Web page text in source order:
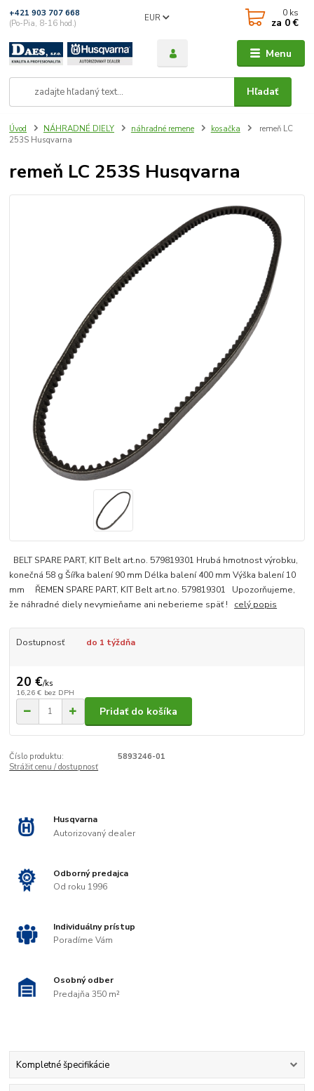
Menu
EUR
Hľadať
+421 903 707 668
(Po-Pia, 8-16 hod.)
0 ks
za 0 €
Úvod NÁHRADNÉ DIELY náhradné remene kosačka
remeň LC
253S Husqvarna
remeň LC 253S Husqvarna
BELT SPARE PART, KIT Belt art.no. 579819301 Hrubá hmotnost výrobku,
konečná 58 g Šířka balení 90 mm Délka balení 400 mm Výška balení 10
mm ŘEMEN SPARE PART, KIT Belt art.no. 579819301 Upozorňujeme,
že náhradné diely nevymieňame ani neberieme späť ! celý popis
Dostupnosť do 1 týždňa
20 €/ks
16,26 € bez DPH
Pridať do košíka
Číslo produktu:
5893246-01
Strážiť cenu / dostupnosť
Husqvarna
Autorizovaný dealer
Odborný predajca
Od roku 1996
Individuálny prístup
Poradíme Vám
Osobný odber
Predajňa 350 m²
Kompletné špecifikácie